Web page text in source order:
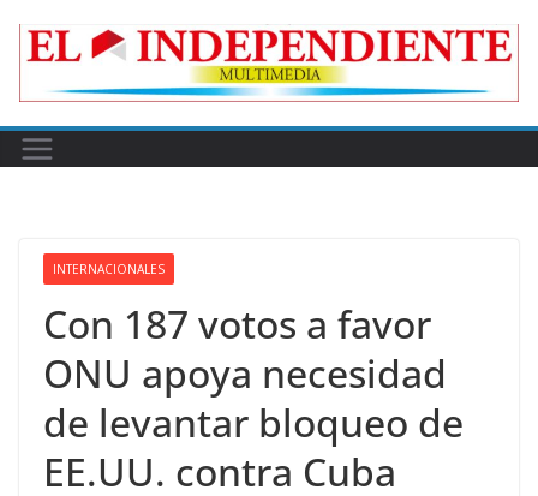
INTERNACIONALES
Con 187 votos a favor
ONU apoya necesidad
de levantar bloqueo de
EE.UU. contra Cuba